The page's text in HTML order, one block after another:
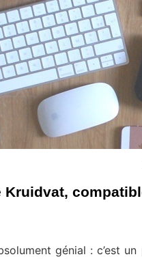
Kruidvat,
génial : c’est